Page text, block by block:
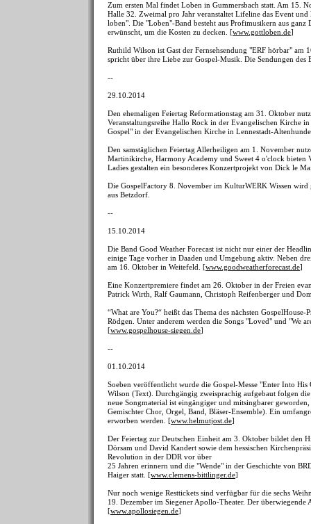
Zum ersten Mal findet Loben in Gummersbach statt. Am 15.
Halle 32. Zweimal pro Jahr veranstaltet Lifeline das Event
loben". Die "Loben"-Band besteht aus Profimusikern aus
erwünscht, um die Kosten zu decken. [www.gottloben.de]
Ruthild Wilson ist Gast der Fernsehsendung "ERF hörbar"
spricht über ihre Liebe zur Gospel-Musik. Die Sendungen des
--
29.10.2014
Den ehemaligen Feiertag Reformationstag am 31. Oktober
Veranstaltungsreihe Hallo Rock in der Evangelischen Kirche
Gospel" in der Evangelischen Kirche in Lennestadt-
Den samstäglichen Feiertag Allerheiligen am 1. November
Martinikirche, Harmony Academy und Sweet 4 o'clock bieten
Ladies gestalten ein besonderes Konzertprojekt von Dick le
Die GospelFactory 8. November im KulturWERK Wissen wird
aus Betzdorf.
--
15.10.2014
Die Band Good Weather Forecast ist nicht nur einer der
einige Tage vorher in Daaden und Umgebung aktiv. Neben
am 16. Oktober in Weitefeld. [www.goodweatherforecast.de]
Eine Konzertpremiere findet am 26. Oktober in der Freien
Patrick Wirth, Ralf Gaumann, Christoph Reifenberger und
“What are You?“ heißt das Thema des nächsten
Rödgen. Unter anderem werden die Songs "Loved" und "We
[www.gospelhouse-siegen.de]
--
01.10.2014
Soeben veröffentlicht wurde die Gospel-Messe "Enter Into
Wilson (Text). Durchgängig zweisprachig aufgebaut folgen
neue Songmaterial ist eingängiger und mitsingbarer
Gemischter Chor, Orgel, Band, Bläser-Ensemble). Ein
erworben werden. [www.helmutjost.de]
Der Feiertag zur Deutschen Einheit am 3. Oktober bildet den
Dörsam und David Kandert sowie dem hessischen
Revolution in der DDR vor über
25 Jahren erinnern und die "Wende" in der Geschichte von
Haiger statt. [www.clemens-bittlinger.de]
Nur noch wenige Resttickets sind verfügbar für die sechs
19. Dezember im Siegener Apollo-Theater. Der
[www.apollosiegen.de]